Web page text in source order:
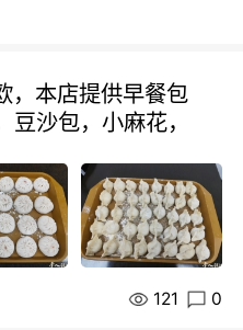
，本店提供早餐包
沙包，小麻花，
121 0